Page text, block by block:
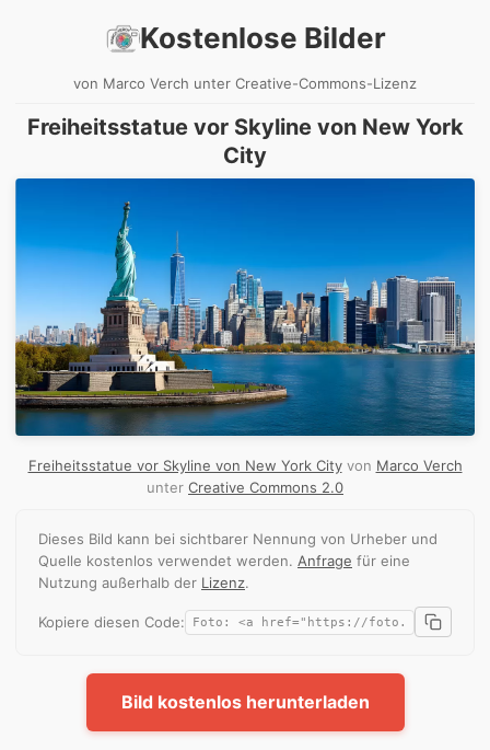
Kostenlose Bilder
von Marco Verch unter Creative-Commons-Lizenz
Freiheitsstatue vor Skyline von New York
City
Freiheitsstatue vor Skyline von New York Cityvon Marco Verch
unter Creative Commons 2.0
Dieses Bild kann bei sichtbarer Nennung von Urheber und
Quelle kostenlos verwendet werden. Anfrage für eine
Nutzung außerhalb der Lizenz.
Kopiere diesen Code:
Bild kostenlos herunterladen